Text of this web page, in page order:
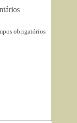
obrigatórios